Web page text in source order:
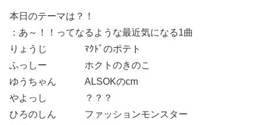
本日のテーマは？！
：あ～！！ってなるような最近気になる1曲
りょうじ ﾏｸﾄﾞのポテト
ふっしー ホクトのきのこ
ゆうちゃん ALSOKのcm
やよっし ？？？
ひろのしん ファッションモンスター